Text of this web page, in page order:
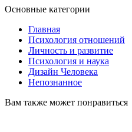
Основные категории
Главная
Психология отношений
Личность и развитие
Психология и наука
Дизайн Человека
Непознанное
Вам также может понравиться